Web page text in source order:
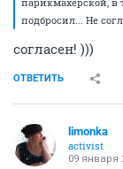
подбросил... Не
согласен! )))
ОТВЕТИТЬ
limonka
activist
09 января